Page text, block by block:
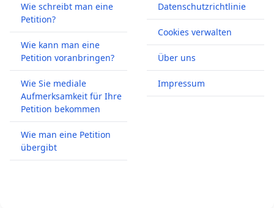
Wie schreibt man eine
Petition?
Wie kann man eine
Petition voranbringen?
Wie Sie mediale
Aufmerksamkeit für Ihre
Petition bekommen
Wie man eine Petition
übergibt
Datenschutzrichtlinie
Cookies verwalten
Über uns
Impressum